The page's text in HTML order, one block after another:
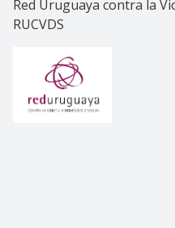
Red Uruguaya contra la
RUCVDS